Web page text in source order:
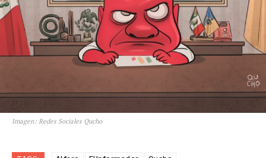
Imagen: Redes Sociales Qucho